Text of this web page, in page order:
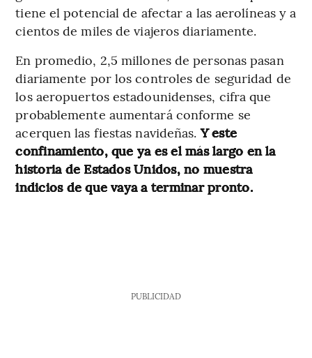
tiene el potencial de afectar a las aerolíneas y a
cientos de miles de viajeros diariamente.
En promedio, 2,5 millones de personas pasan
diariamente por los controles de seguridad de
los aeropuertos estadounidenses, cifra que
probablemente aumentará conforme se
acerquen las fiestas navideñas.Y este
confinamiento, que ya es el más largo en la
historia de Estados Unidos, no muestra
indicios de que vaya a terminar pronto.
PUBLICIDAD